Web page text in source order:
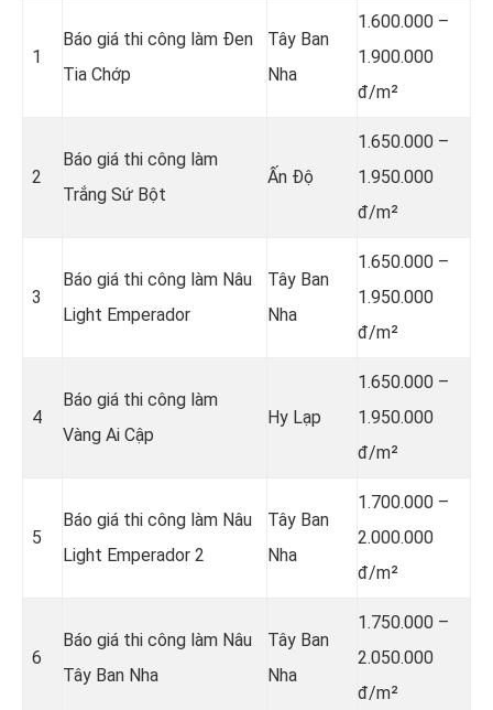
1
Báo giá thi công làm Đen
Tia Chớp
Tây Ban
Nha
1.600.000 –
1.900.000
đ/m²
2
Báo giá thi công làm
Trắng Sứ Bột
Ấn Độ
1.650.000 –
1.950.000
đ/m²
3
Báo giá thi công làm Nâu
Light Emperador
Tây Ban
Nha
1.650.000 –
1.950.000
đ/m²
4
Báo giá thi công làm
Vàng Ai Cập
Hy Lạp
1.650.000 –
1.950.000
đ/m²
5
Báo giá thi công làm Nâu
Light Emperador 2
Tây Ban
Nha
1.700.000 –
2.000.000
đ/m²
6
Báo giá thi công làm Nâu
Tây Ban Nha
Tây Ban
Nha
1.750.000 –
2.050.000
đ/m²